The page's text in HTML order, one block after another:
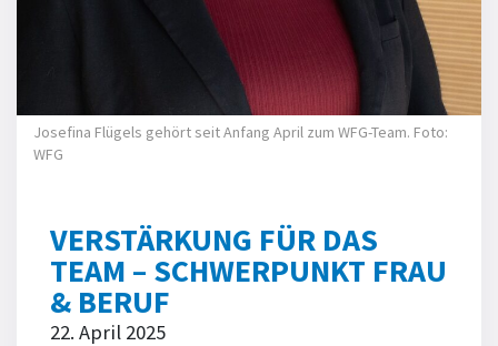
Josefina Flügels gehört seit Anfang April zum WFG-Team. Foto:
WFG
VERSTÄRKUNG FÜR DAS
TEAM – SCHWERPUNKT FRAU
& BERUF
22. April 2025